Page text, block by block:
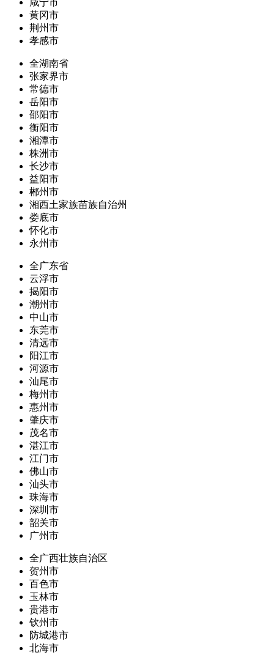
咸宁市
黄冈市
荆州市
孝感市
全湖南省
张家界市
常德市
岳阳市
邵阳市
衡阳市
湘潭市
株洲市
长沙市
益阳市
郴州市
湘西土家族苗族自治州
娄底市
怀化市
永州市
全广东省
云浮市
揭阳市
潮州市
中山市
东莞市
清远市
阳江市
河源市
汕尾市
梅州市
惠州市
肇庆市
茂名市
湛江市
江门市
佛山市
汕头市
珠海市
深圳市
韶关市
广州市
全广西壮族自治区
贺州市
百色市
玉林市
贵港市
钦州市
防城港市
北海市